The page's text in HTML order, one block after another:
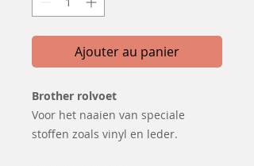
Ajouter au panier
Brother rolvoet
Voor het naaien van speciale
stoffen zoals vinyl en leder.